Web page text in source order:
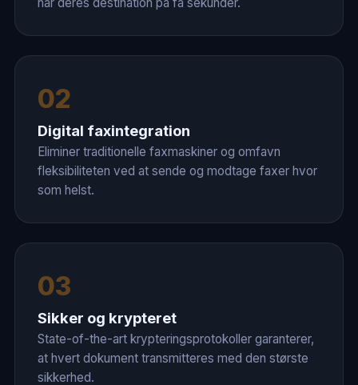
02
Digital faxintegration
Eliminer traditionelle faxmaskiner og omfavn
fleksibiliteten ved at sende og modtage faxer hvor
som helst.
03
Sikker og krypteret
State-of-the-art krypteringsprotokoller garanterer,
at hvert dokument transmitteres med den største
sikkerhed.